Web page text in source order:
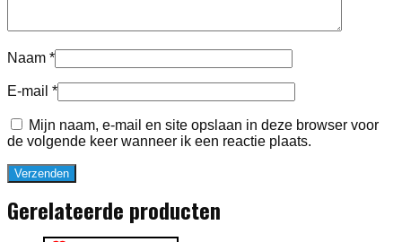
Naam *
E-mail *
Mijn naam, e-mail en site opslaan in deze browser voor
de volgende keer wanneer ik een reactie plaats.
Gerelateerde producten